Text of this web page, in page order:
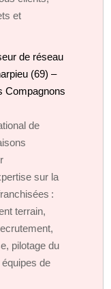
et
de réseau
(69) –
Compagnons
de
sur la
:
terrain,
pilotage du
de